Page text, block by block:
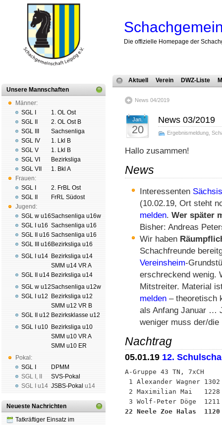
Die offizielle Homepage der
Unsere Mannschaften
Männer:
SGL I
SGL II
SGL III
SGL IV
SGL V
SGL VI
SGL VII
Frauen:
SGL I
SGL II
Jugend:
SGL w u16
SGL I u16
SGL II u16
SGL III u16
SGL I u14
SGL II u14
SGL w u12
SGL I u12
SGL II u12
SGL I u10
Pokal:
SGL I
SGL I ,
SGL I
u14
1. OL Ost
2. OL Ost B
Sachsenliga
1. Lkl B
1. Lkl B
Bezirksliga
1. Bkl A
2. FrBL Ost
FrRL Südost
Sachsenliga u16w
Sachsenliga u16
Sachsenliga u16
Bezirksliga u16
Bezirksliga u14
SMM u14 VR A
Bezirksliga u14
Sachsenliga u12w
Bezirksliga u12
SMM u12 VR B
Bezirksklasse u12
Bezirksliga u10
SMM u10 VR A
SMM u10 ER
DPMM
SVS-Pokal
JSBS-Pokal u14
Neueste Nachrichten
Tatkräftiger Einsatz im
Aktuell Verein DWZ-Liste
News 04/2019
Jan.
20
News 03/2019
Ergebnismeldung
Hallo zusammen!
News
Interessenten
(10.02.19, Ort steht
melden. Wer später
Bisher: Andreas
Wir haben
Schachfreunde
Vereinsheim-
erschreckend wenig.
Mitstreiter. Material
melden – theoretisch
als Anfang Januar …
weniger muss der/die
Nachtrag
05.01.19 12.
A-Gruppe 43 TN, 7xCH
1 Alexander Wagner
2 Maximilian Mai   1228
22 Neele Zoe Halas